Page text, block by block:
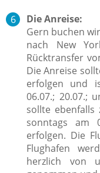
Die Anreise:
Gern buchen
nach New
Rücktransfer
Die Anreise
erfolgen und
06.07.; 20.07.;
sollte ebenfalls
sonntags am
erfolgen. Die
Flughafen
herzlich von